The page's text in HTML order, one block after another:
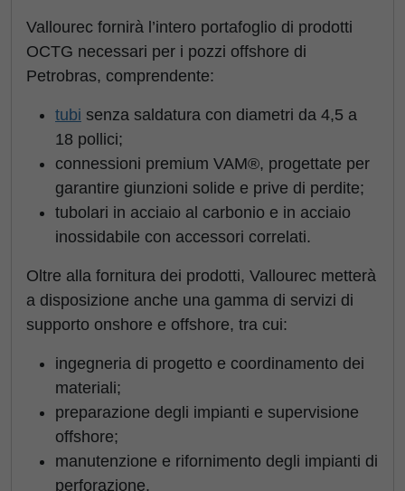
Vallourec fornirà l’intero portafoglio di prodotti
OCTG necessari per i pozzi offshore di
Petrobras, comprendente:
tubi senza saldatura con diametri da 4,5 a
18 pollici;
connessioni premium VAM®, progettate per
garantire giunzioni solide e prive di perdite;
tubolari in acciaio al carbonio e in acciaio
inossidabile con accessori correlati.
Oltre alla fornitura dei prodotti, Vallourec metterà
a disposizione anche una gamma di servizi di
supporto onshore e offshore, tra cui:
ingegneria di progetto e coordinamento dei
materiali;
preparazione degli impianti e supervisione
offshore;
manutenzione e rifornimento degli impianti di
perforazione.